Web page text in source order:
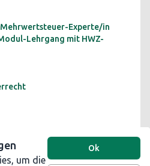
Experte/in
Lehrgang mit HWZ-
um die
Ok